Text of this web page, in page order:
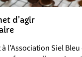
d’agir
l’Association Siel